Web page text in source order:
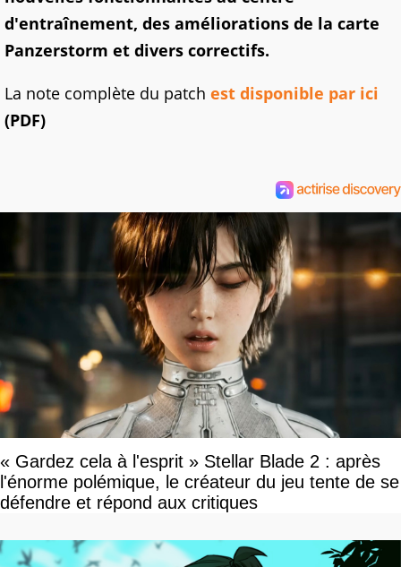
d'entraînement, des améliorations de la carte
Panzerstorm et divers correctifs.
La note complète du patch est disponible par ici
(PDF)
« Gardez cela à l'esprit » Stellar Blade 2 : après
l'énorme polémique, le créateur du jeu tente de se
défendre et répond aux critiques